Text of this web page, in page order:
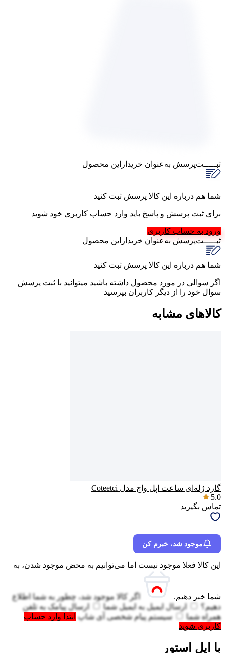
ثبـــــت‌پرسش به‌عنوان ‌خریدار‌این‌ محصول
شما هم درباره این کالا پرسش ثبت کنید
برای ثبت پرسش و پاسخ باید وارد حساب کاربری خود شوید
ورود به حساب کاربری
ثبـــــت‌پرسشبه‌عنوان ‌خریدار‌این‌ محصول
شما هم درباره این کالا پرسش ثبت کنید
اگر سوالی در مورد محصول داشته باشید میتوانید با ثبت پرسش
سوال خود را از دیگر کاربران بپرسید
کالاهای مشابه
گارد ژله‌ای ساعت اپل واچ مدل Coteetci
5.0
تماس بگیرید
موجود شد، خبرم کن
این کالا فعلا موجود نیست اما می‌توانیم به محض موجود شدن، به
شما خبر دهیم.
اگر کالا موجود شد، چطور به شما اطلاع
دهیم؟
ارسال ایمیل به ایمیل شما ارسال پیامک به تلفن
همراه شما
سیستم پیام شخصی آی شاپ ابتدا وارد حساب
کاربری شوید
با اپل استور